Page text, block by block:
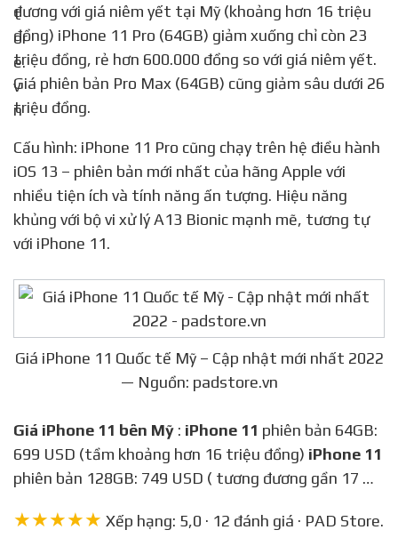
đương với giá niêm yết tại Mỹ (khoảng hơn 16 triệu
đồng) iPhone 11 Pro (64GB) giảm xuống chỉ còn 23
triệu đồng, rẻ hơn 600.000 đồng so với giá niêm yết.
Giá phiên bản Pro Max (64GB) cũng giảm sâu dưới 26
triệu đồng.
Cấu hình: iPhone 11 Pro cũng chạy trên hệ điều hành
iOS 13 – phiên bản mới nhất của hãng Apple với
nhiều tiện ích và tính năng ấn tượng. Hiệu năng
khủng với bộ vi xử lý A13 Bionic mạnh mẽ, tương tự
với iPhone 11.
Giá iPhone 11 Quốc tế Mỹ – Cập nhật mới nhất 2022
— Nguồn: padstore.vn
Giá iPhone 11 bên Mỹ : iPhone 11 phiên bản 64GB:
699 USD (tầm khoảng hơn 16 triệu đồng) iPhone 11
phiên bản 128GB: 749 USD ( tương đương gần 17 …
★★★★★ Xếp hạng: 5,0 · 12 đánh giá · PAD Store.